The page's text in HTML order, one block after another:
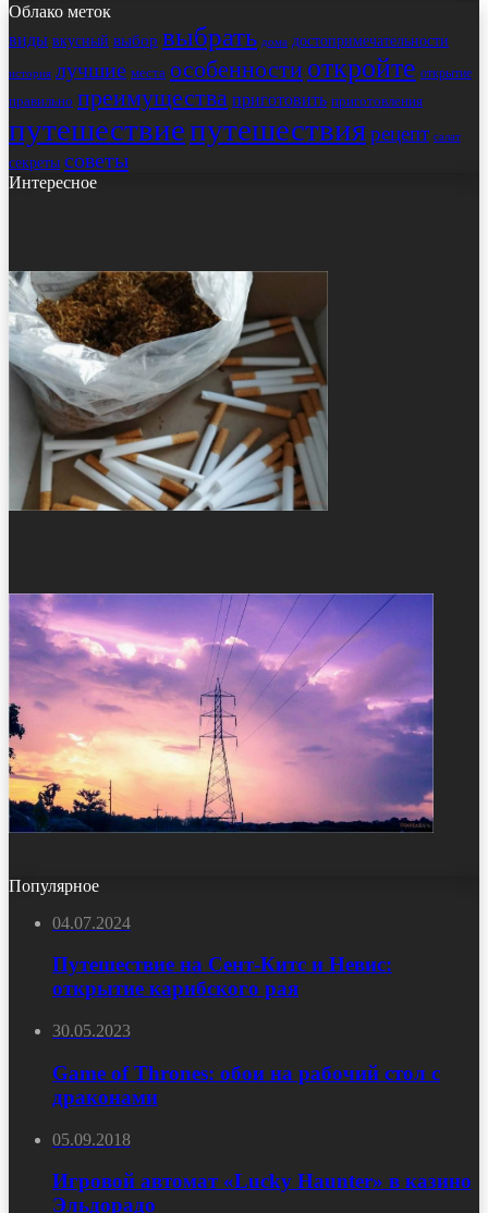
Облако меток
виды вкусный выбор выбрать дома достопримечательности
история лучшие места особенности откройте открытие
правильно преимущества приготовить приготовления
путешествиепутешествиярецепт салат
секреты советы
Интересное
Популярное
04.07.2024
Путешествие на Сент-Китс и Невис:
открытие карибского рая
30.05.2023
Game of Thrones: обои на рабочий стол с
драконами
05.09.2018
Игровой автомат «Lucky Haunter» в казино
Эльдорадо